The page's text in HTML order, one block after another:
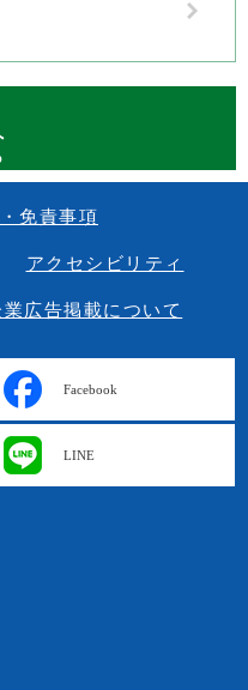
免責事項
アクセシビリティ
業広告掲載について
Facebook
LINE